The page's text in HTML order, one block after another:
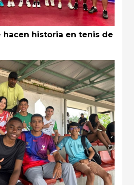
hacen historia en tenis de